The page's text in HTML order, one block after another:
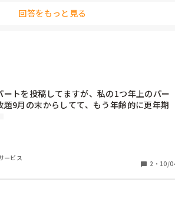
、業務がま　まったくしてない
大きくて
回答をもっと見る
トを投稿してますが、私の1つ年上のパー
題9月の末からしてて、もう年齢的に更年期
に久々に生理きて大量出血だからって2日休
操とリーダー変わって...
ないけどリーダーとして責任とれないのにリ
り迷惑なんです😩
ービス
2 ・ 10/